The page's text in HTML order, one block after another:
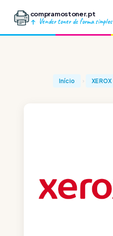
compramostoner.pt
Vender toner de forma simples
Início XEROX